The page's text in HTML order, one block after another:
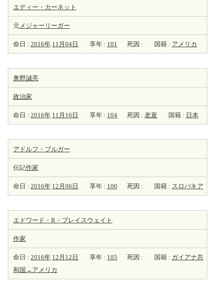
エディー・カーネット
元メジャーリーガー
命日 : 2016年 11月04日 享年 : 101 死因 : 国籍 : アメリカ
奥野誠亮
政治家
命日 : 2016年 11月16日 享年 : 104 死因 : 老衰 国籍 : 日本
アドルフ・ブルガー
伝記作家
命日 : 2016年 12月06日 享年 : 100 死因 : 国籍 : スロバキア
エドワード・R・ブレイスウェイト
作家
命日 : 2016年 12月12日 享年 : 105 死因 : 国籍 : ガイアナ共
和国→アメリカ